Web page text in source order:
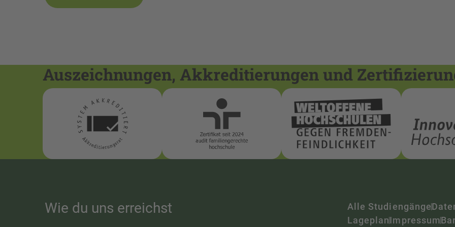
Auszeichnungen, Akkreditierungen und
Wie du uns erreichst Alle Studiengänge
LageplanImpressum